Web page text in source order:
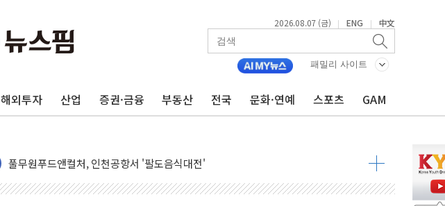
2026.08.07 (금) | ENG | 中文
패밀리 사이트
해외투자 산업 증권·금융 부동산 전국 문화·연예 스포츠 GAM
네이버, AI 투자로 숨 고르기…매출 16% 늘고 영업이익은 제자리
카카오스타일 지그재그, '직잭뷰티 페스타'…최대 91% 할인
애경산업, 서울시 취약계층 위해 53억원 상당 통큰 기부
중기부, 떡국·떡볶이떡 제조업 '생계형 적합업종' 재지정...5년 더 보호